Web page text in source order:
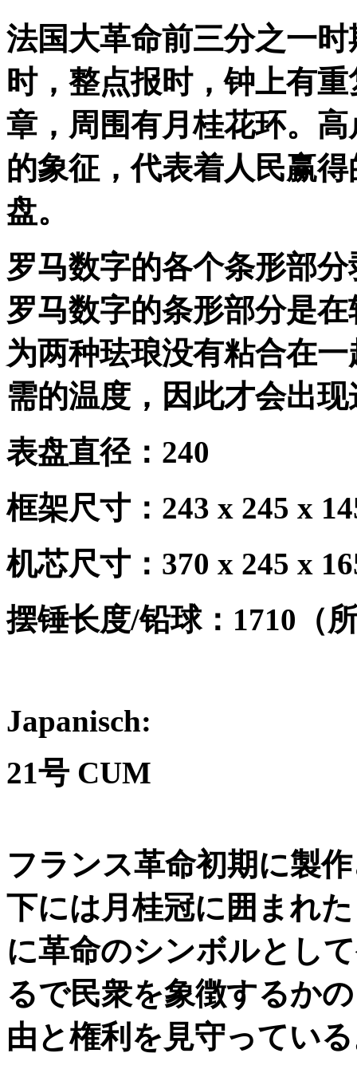
法国大革命前三分之一
时，整点报时，钟上有
章，周围有月桂花环。
的象征，代表着人民赢
盘。
罗马数字的各个条形部
罗马数字的条形部分是
为两种珐琅没有粘合在
需的温度，因此才会出
表盘直径： 240
框架尺寸： 243 x 245 x
机芯尺寸： 370 x 245 x
摆锤长度/铅球： 1710 （
Japanisch:
21号 CUM
フランス革命初期に製
下には月桂冠に囲まれ
に革命のシンボルとし
るで民衆を象徴するか
由と権利を見守ってい